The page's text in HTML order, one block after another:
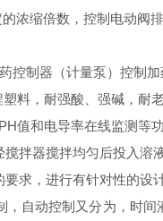
缩倍数，控制电动阀排
制器（计量泵）控制加
，耐强酸、强碱，耐
和电导率在线监测等功
器搅拌均匀后投入溶
求，进行有针对性的设
自动控制又分为，时